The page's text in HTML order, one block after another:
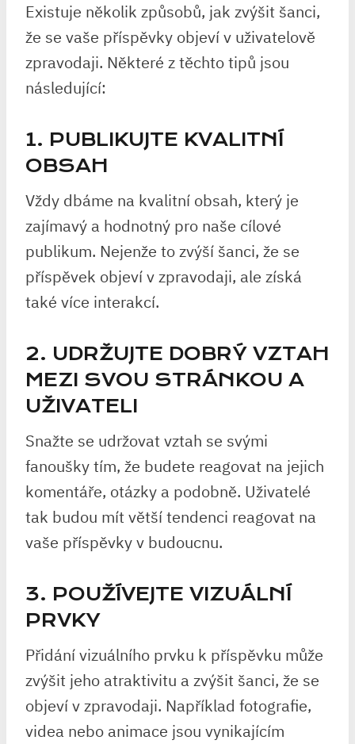
Existuje několik způsobů, jak zvýšit šanci,
že se vaše příspěvky objeví v uživatelově
zpravodaji. Některé z těchto tipů jsou
následující:
1. PUBLIKUJTE KVALITNÍ
OBSAH
Vždy dbáme na kvalitní obsah, který je
zajímavý a hodnotný pro naše cílové
publikum. Nejenže to zvýší šanci, že se
příspěvek objeví v zpravodaji, ale získá
také více interakcí.
2. UDRŽUJTE DOBRÝ VZTAH
MEZI SVOU STRÁNKOU A
UŽIVATELI
Snažte se udržovat vztah se svými
fanoušky tím, že budete reagovat na jejich
komentáře, otázky a podobně. Uživatelé
tak budou mít větší tendenci reagovat na
vaše příspěvky v budoucnu.
3. POUŽÍVEJTE VIZUÁLNÍ
PRVKY
Přidání vizuálního prvku k příspěvku může
zvýšit jeho atraktivitu a zvýšit šanci, že se
objeví v zpravodaji. Například fotografie,
videa nebo animace jsou vynikajícím